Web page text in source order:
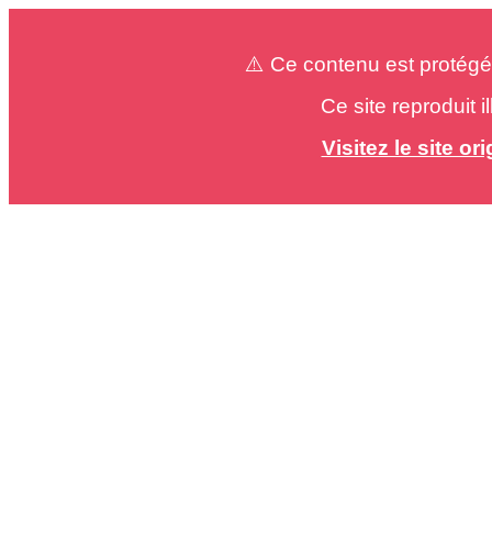
⚠️ Ce contenu est
Ce site reproduit
Visitez le site